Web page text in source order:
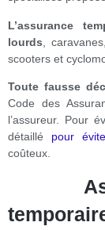
L’assurance
lourds ,
scooters et
Toute fausse
Code des
l’assureur. Pour
détaillé pour
coûteux.